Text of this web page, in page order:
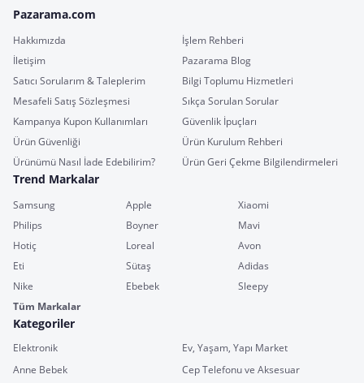
Pazarama.com
Hakkımızda
İşlem Rehberi
İletişim
Pazarama Blog
Satıcı Sorularım & Taleplerim
Bilgi Toplumu Hizmetleri
Mesafeli Satış Sözleşmesi
Sıkça Sorulan Sorular
Kampanya Kupon Kullanımları
Güvenlik İpuçları
Ürün Güvenliği
Ürün Kurulum Rehberi
Ürünümü Nasıl İade Edebilirim?
Ürün Geri Çekme Bilgilendirmeleri
Trend Markalar
Samsung Apple
Xiaomi
Philips
Boyner
Mavi
Hotiç
Loreal
Avon
Eti
Sütaş
Adidas
Nike
Ebebek
Sleepy
Tüm Markalar
Kategoriler
Elektronik
Ev, Yaşam, Yapı Market
Anne Bebek
Cep Telefonu ve Aksesuar